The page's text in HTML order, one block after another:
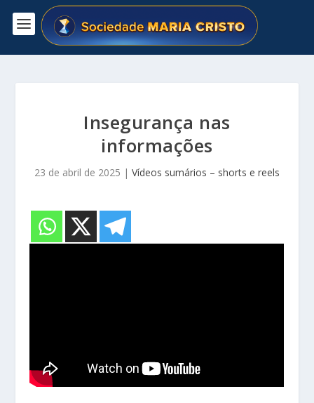
Insegurança nas
informações
23 de abril de 2025 | Vídeos sumários – shorts e reels